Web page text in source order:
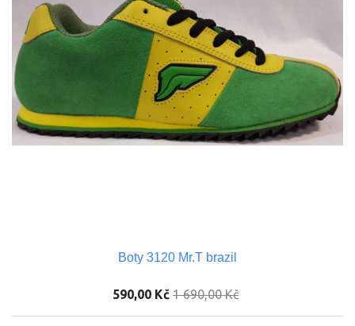
Boty 3120 Mr.T brazil
590,00 Kč 1 690,00 Kč